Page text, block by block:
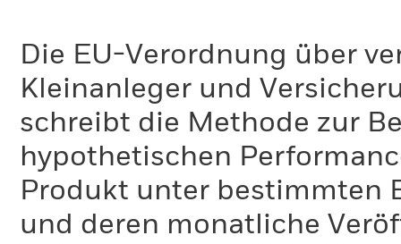
Die EU-Verordnung über
Kleinanleger und
schreibt die Methode zur
hypothetischen
Produkt unter bestimmten
und deren monatliche